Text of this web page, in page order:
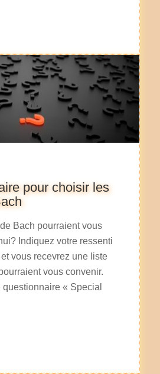
pour choisir les
Bach pourraient vous
Indiquez votre ressenti
vous recevrez une liste
vous convenir.
« Special